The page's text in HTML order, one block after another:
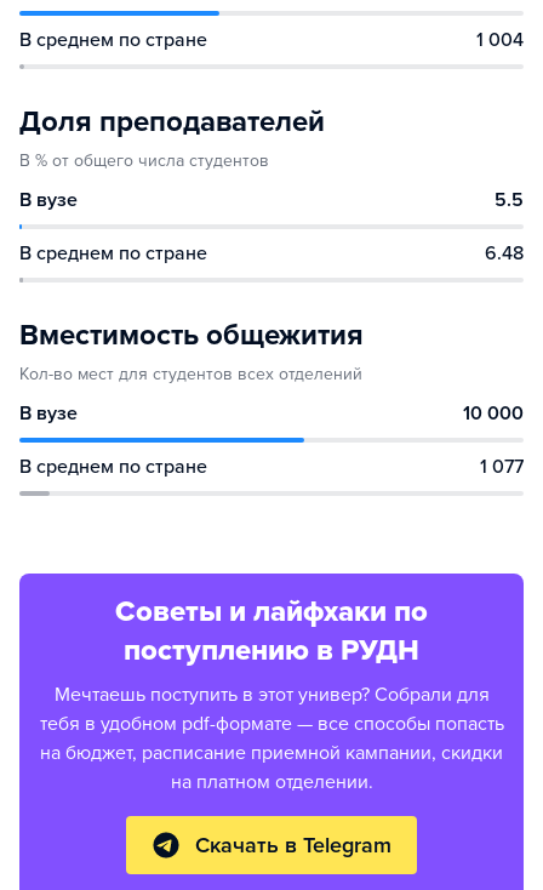
В среднем по стране 1 004
Доля преподавателей
В % от общего числа студентов
В вузе 5.5
В среднем по стране 6.48
Вместимость общежития
Кол-во мест для студентов всех отделений
В вузе 10 000
В среднем по стране 1 077
Советы и лайфхаки по
поступлению в РУДН
Мечтаешь поступить в этот универ? Собрали для
тебя в удобном pdf-формате — все способы попасть
на бюджет, расписание приемной кампании, скидки
на платном отделении.
Скачать в Telegram